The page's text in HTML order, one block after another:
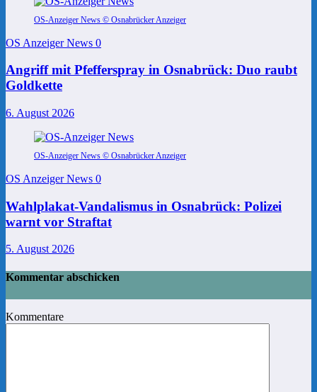
OS-Anzeiger News © Osnabrücker Anzeiger
OS Anzeiger News 0
Angriff mit Pfefferspray in Osnabrück: Duo raubt
Goldkette
6. August 2026
OS-Anzeiger News © Osnabrücker Anzeiger
OS Anzeiger News 0
Wahlplakat-Vandalismus in Osnabrück: Polizei
warnt vor Straftat
5. August 2026
Kommentar abschicken
Kommentare